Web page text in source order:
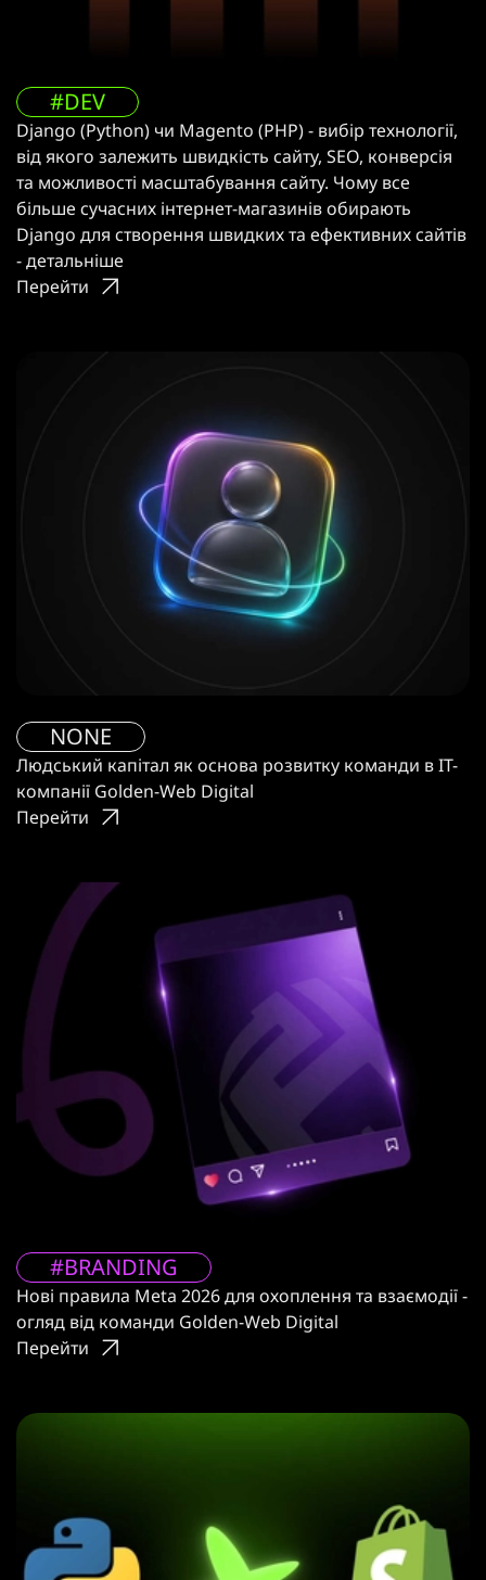
#DEV
Django (Python) чи Magento (PHP) - вибір технології,
від якого залежить швидкість сайту, SEO, конверсія
та можливості масштабування сайту. Чому все
більше сучасних інтернет-магазинів обирають
Django для створення швидких та ефективних сайтів
- детальніше
Перейти
NONE
Людський капітал як основа розвитку команди в IT-
компанії Golden-Web Digital
Перейти
#BRANDING
Нові правила Meta 2026 для охоплення та взаємодії -
огляд від команди Golden-Web Digital
Перейти